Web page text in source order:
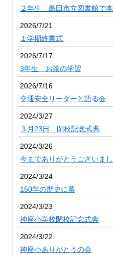
２年生 島田市立図書館で本
2026/7/21
１学期終業式
2026/7/17
3年生 お茶の学習
2026/7/16
交通安全リーダーと語る会
2024/3/27
３月23日 閉校記念式典
2024/3/26
今までありがとうございまし
2024/3/24
150年の歴史に幕
2024/3/23
神座小学校閉校記念式典
2024/3/22
神座小ありがとうの会